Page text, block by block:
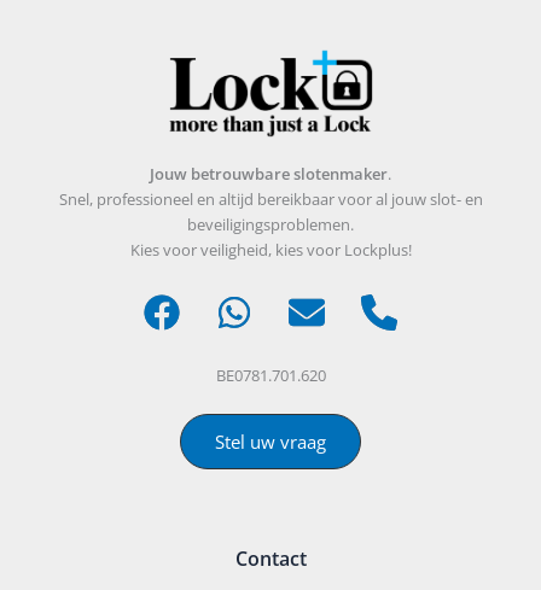
Jouw betrouwbare slotenmaker.
Snel, professioneel en altijd bereikbaar voor al jouw slot- en
beveiligingsproblemen.
Kies voor veiligheid, kies voor Lockplus!
BE0781.701.620
Stel uw vraag
Contact